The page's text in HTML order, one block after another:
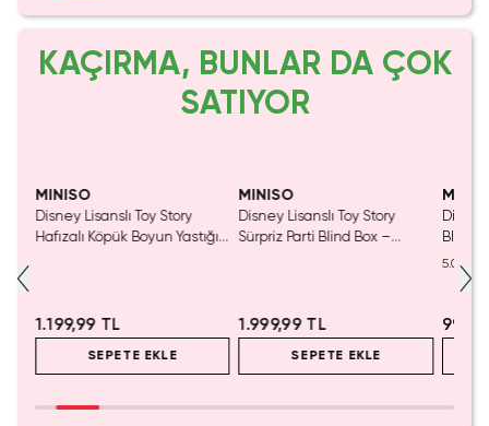
KAÇIRMA, BUNLAR DA ÇOK
SATIYOR
MINISO
Disney Lisanslı Toy Story
Hafızalı Köpük Boyun Yastığı
1.199,99 TL
SEPETE EKLE
MINISO
Disney Lisanslı Toy Story
Sürpriz Parti Blind Box –
1.999,99 TL
SEPETE EKLE
Disney
Blind
5.0